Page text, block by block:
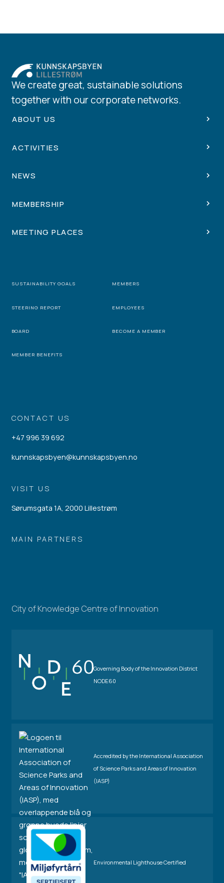
CONTACT US
+47 996 39 692
kunnskapsbyen@kunnskapsbyen.no
VISIT US
Sørumsgata 1A, 2000 Lillestrøm
MAIN PARTNERS
We create great, sustainable solutions
together with our corporate networks.
ABOUT US
ACTIVITIES
NEWS
MEMBERSHIP
MEETING PLACES
SUSTAINABILITY GOALS MEMBERS
STEERING REPORT EMPLOYEES
BOARD BECOME A MEMBER
MEMBER BENEFITS
City of Knowledge Centre of Innovation
Governing Body of the Innovation District
NODE60
Accredited by the International Association
of Science Parks and Areas of Innovation
(IASP)
Environmental Lighthouse Certified